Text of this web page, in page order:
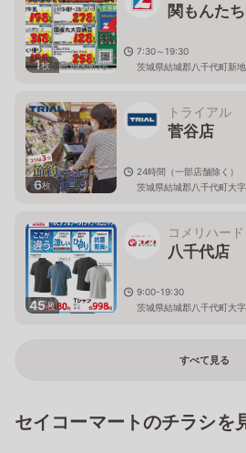
1枚
関もんたち
7:30～19:30
茨城県結城郡八千代町新地
6枚
トライアル
菅谷店
24時間（一部店舗除く）
茨城県結城郡八千代町大
45枚
コメリハー
八千代店
9:00-19:30
茨城県結城郡八千代町大
すべて見る
セイコーマートのチラシを